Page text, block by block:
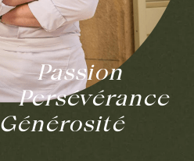
Passion
Persévérance
Générosité